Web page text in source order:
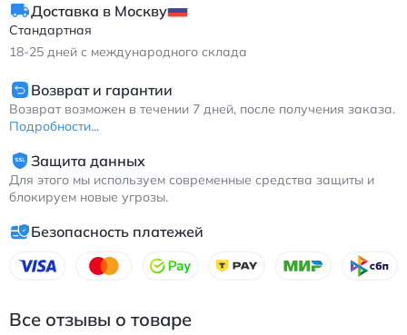
Доставка в Москву
Стандартная
18-25 дней с международного склада
Возврат и гарантии
Возврат возможен в течении 7 дней, после получения заказа.
Подробности...
Защита данных
Для этого мы используем современные средства защиты и
блокируем новые угрозы.
Безопасность платежей
Все отзывы о товаре